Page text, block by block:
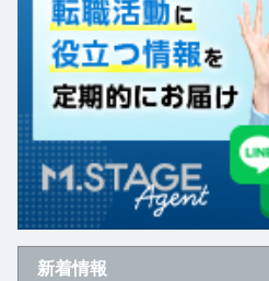
新着情報